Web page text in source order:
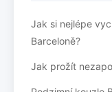
Jak si nejlépe
Barceloně?
Jak prožít